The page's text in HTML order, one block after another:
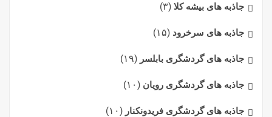
جاذبه های بیشه کلا (۳)
جاذبه های سرخرود (۱۵)
جاذبه های گردشگری بابلسر (۱۹)
جاذبه های گردشگری رویان (۱۰)
جاذبه های گردشگری فریدونکنار (۱۰)